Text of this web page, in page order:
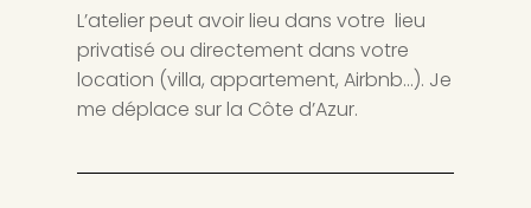
L’atelier peut avoir lieu dans votre lieu
privatisé ou directement dans votre
location (villa, appartement, Airbnb…). Je
me déplace sur la Côte d’Azur.